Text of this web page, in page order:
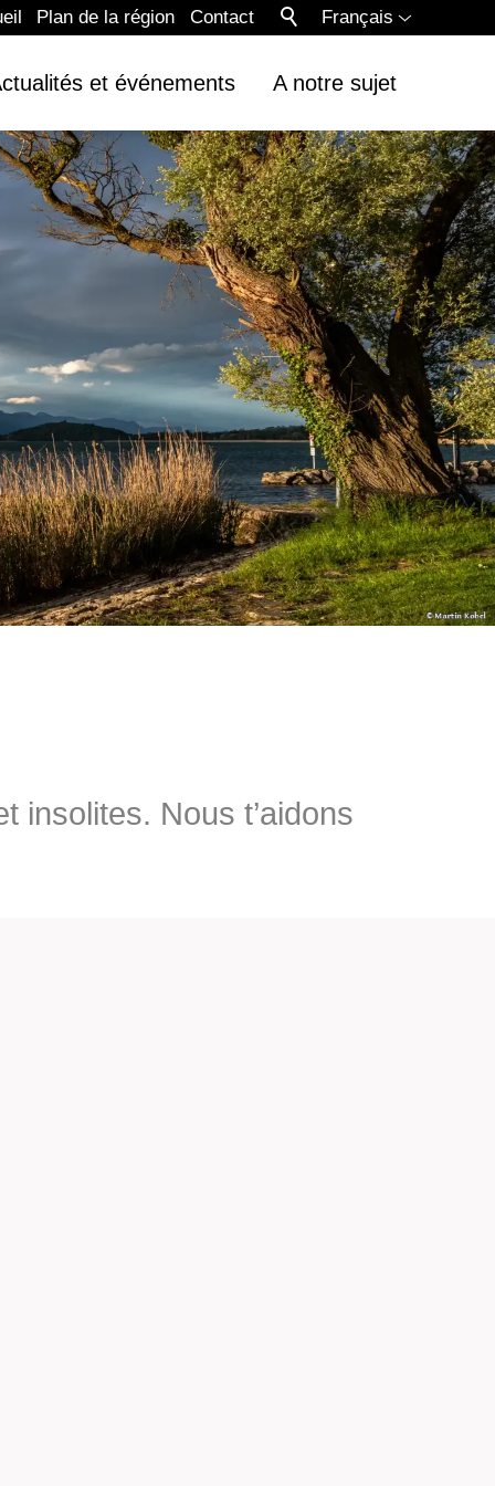
Français
Plan de la région Contact
et événements A notre sujet
insolites. Nous t’aidons